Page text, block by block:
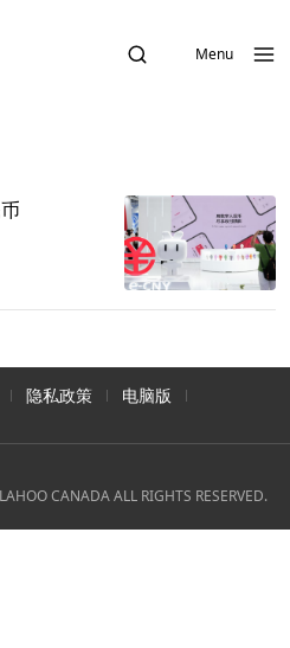
Menu
隐私政策 电脑版
CANADA ALL RIGHTS RESERVED.